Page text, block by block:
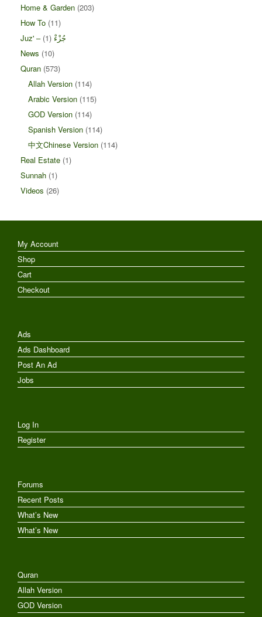
Home & Garden (203)
How To (11)
Juz' – جُزْءْ (1)
News (10)
Quran (573)
Allah Version (114)
Arabic Version (115)
GOD Version (114)
Spanish Version (114)
中文Chinese Version (114)
Real Estate (1)
Sunnah (1)
Videos (26)
My Account
Shop
Cart
Checkout
Ads
Ads Dashboard
Post An Ad
Jobs
Log In
Register
Forums
Recent Posts
What’s New
What’s New
Quran
Allah Version
GOD Version